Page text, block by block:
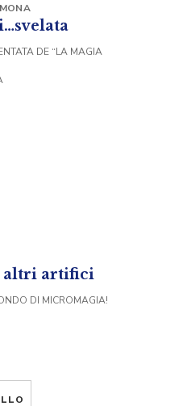
DE “LA MAGIA
altri artifici
DI MICROMAGIA!